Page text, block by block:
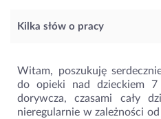
Kilka słów o pracy
Witam, poszukuję
do opieki nad dzieckiem
dorywcza, czasami cały
nieregularnie w zależności